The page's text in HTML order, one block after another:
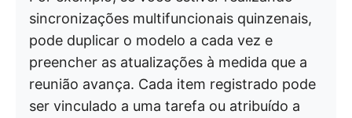
sincronizações multifuncionais quinzenais,
pode duplicar o modelo a cada vez e
preencher as atualizações à medida que a
reunião avança. Cada item registrado pode
ser vinculado a uma tarefa ou atribuído a